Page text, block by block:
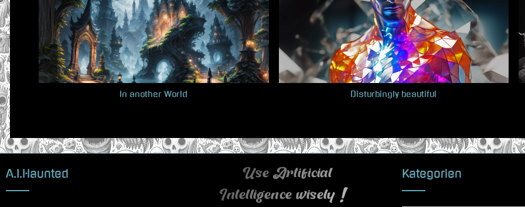
o
u
s
P
:
In another World Disturbingly beautiful
A.I.Haunted
Use Artificial
Intelligence wisely !
Kategorien